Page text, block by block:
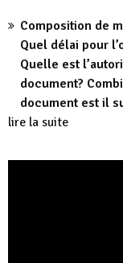
Composition de
Quel délai pour
Quelle est
document?
document est il
lire la suite